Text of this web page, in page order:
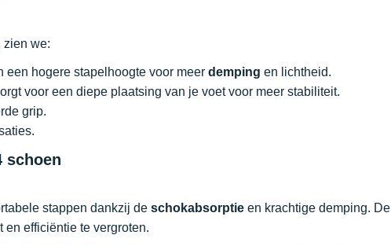
zien we:
hogere stapelhoogte voor meer demping en lichtheid.
voor een diepe plaatsing van je voet voor meer stabiliteit.
grip.
schoen
stappen dankzij de schokabsorptie en krachtige demping. De
efficiëntie te vergroten.